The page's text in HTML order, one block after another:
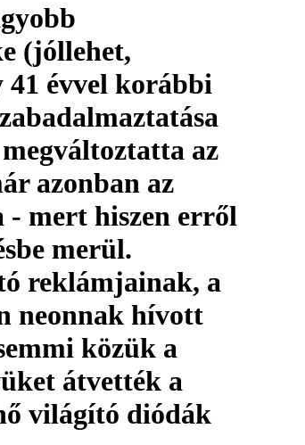
(jóllehet,
41 évvel korábbi
az
azonban az
- mert hiszen erről
merül.
reklámjainak, a
neonnak hívott
közük a
átvették a
világító diódák